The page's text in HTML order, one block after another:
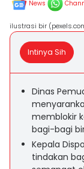
News
ilustrasi bir
Intinya Sih
Dinas
memblokir
bagi-bagi
Kepala
tindakan